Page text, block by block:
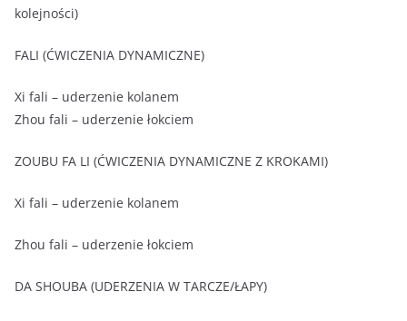
kolejności)
FALI (ĆWICZENIA DYNAMICZNE)
Xi fali – uderzenie kolanem
Zhou fali – uderzenie łokciem
ZOUBU FA LI (ĆWICZENIA DYNAMICZNE Z KROKAMI)
Xi fali – uderzenie kolanem
Zhou fali – uderzenie łokciem
DA SHOUBA (UDERZENIA W TARCZE/ŁAPY)